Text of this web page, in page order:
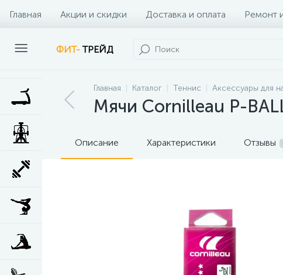
Главная Акции и скидки Доставка и оплата Ремонт
Наши клиенты Контакты
ФИТ-ТРЕЙД
Главная Каталог Теннис Аксессуары для
Мячи Cornilleau P-
Описание Характеристики Отзывы